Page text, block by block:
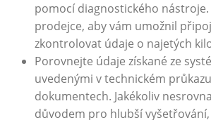
pomocí diagnostického nástroje.
prodejce, aby vám umožnil
zkontrolovat údaje o najetých
Porovnejte údaje získané ze
uvedenými v technickém
dokumentech. Jakékoliv
důvodem pro hlubší